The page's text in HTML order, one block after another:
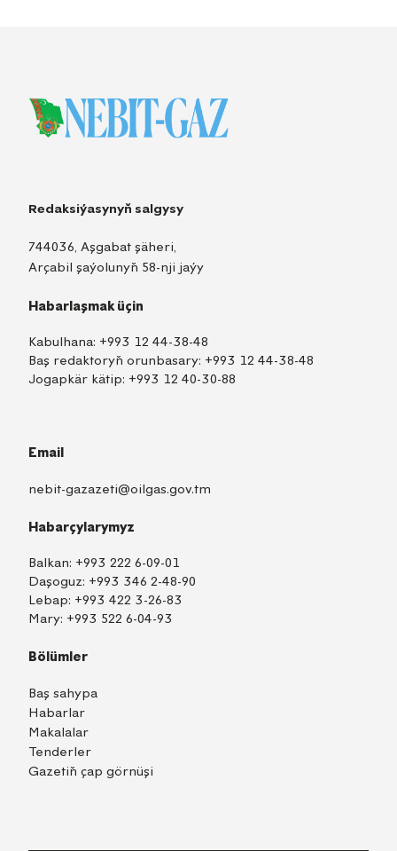
Redaksiýasynyň salgysy
744036, Aşgabat şäheri,
Arçabil şaýolunyň 58-nji jaýy
Habarlaşmak üçin
Kabulhana: +993 12 44-38-48
Baş redaktoryň orunbasary: +993 12 44-38-48
Jogapkär kätip: +993 12 40-30-88
Email
nebit-gazazeti@oilgas.gov.tm
Habarçylarymyz
Balkan: +993 222 6-09-01
Daşoguz: +993 346 2-48-90
Lebap: +993 422 3-26-83
Mary: +993 522 6-04-93
Bölümler
Baş sahypa
Habarlar
Makalalar
Tenderler
Gazetiň çap görnüşi